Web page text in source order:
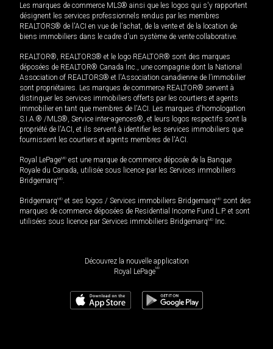
Les marques de commerce MLS® ainsi que les logos qui s'y rapportent
désignent les services professionnels rendus par les membres
REALTORS® de l'ACI en vue de l'achat, de la vente et de la location de
biens immobiliers dans le cadre d'un système de vente collaborative.
REALTOR®, REALTORS® et le logo REALTOR® sont des marques
déposées de REALTOR® Canada Inc., une compagnie dont la National
Association of REALTORS® et l'Association canadienne de l’immobilier
sont propriétaires. Les marques de commerce REALTOR® servent à
distinguer les services immobiliers offerts par les courtiers et agents
immobilier en tant que membres de l'ACI. Les marques d'homologation
S.I.A.® /MLS®, Service inter-agences®, et leurs logos respectifs sont la
propriété de l'ACI, et ils servent à identifier les services immobiliers que
fournissent les courtiers et agents membres de l'ACI.
Royal LePageMD est une marque de commerce déposée de la Banque
Royale du Canada, utilisée sous licence par les Services immobiliers
BridgemarqMD.
BridgemarqMD et ses logos / Services immobiliers BridgemarqMD sont des
marques de commerce déposées de Residential Income Fund L.P. et sont
utilisées sous licence par Services immobiliers BridgemarqMD Inc.
Découvrez la nouvelle application
Royal LePageMD